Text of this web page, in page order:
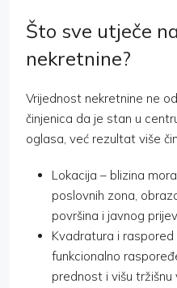
Što sve utječe
nekretnine?
Vrijednost nekretnine ne
činjenica da je stan u
oglasa, već rezultat više
Lokacija – blizina
poslovnih zona,
površina i javnog
Kvadratura i
funkcionalno
prednost i višu tržišnu